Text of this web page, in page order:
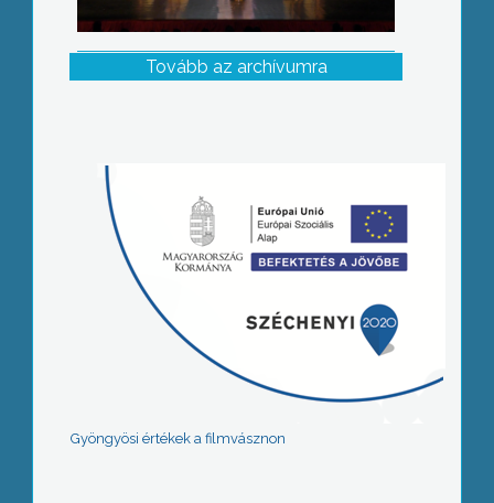
Tovább az archívumra
Gyöngyösi értékek a filmvásznon